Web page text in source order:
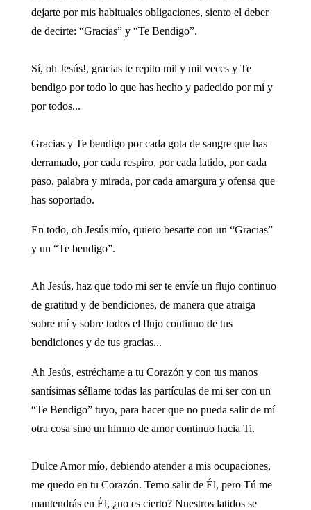
dejarte por mis habituales obligaciones, siento el deber
de decirte: “Gracias” y “Te Bendigo”.
Sí, oh Jesús!, gracias te repito mil y mil veces y Te
bendigo por todo lo que has hecho y padecido por mí y
por todos...
Gracias y Te bendigo por cada gota de sangre que has
derramado, por cada respiro, por cada latido, por cada
paso, palabra y mirada, por cada amargura y ofensa que
has soportado.
En todo, oh Jesús mío, quiero besarte con un “Gracias”
y un “Te bendigo”.
Ah Jesús, haz que todo mi ser te envíe un flujo continuo
de gratitud y de bendiciones, de manera que atraiga
sobre mí y sobre todos el flujo continuo de tus
bendiciones y de tus gracias...
Ah Jesús, estréchame a tu Corazón y con tus manos
santísimas séllame todas las partículas de mi ser con un
“Te Bendigo” tuyo, para hacer que no pueda salir de mí
otra cosa sino un himno de amor continuo hacia Ti.
Dulce Amor mío, debiendo atender a mis ocupaciones,
me quedo en tu Corazón. Temo salir de Él, pero Tú me
mantendrás en Él, ¿no es cierto? Nuestros latidos se